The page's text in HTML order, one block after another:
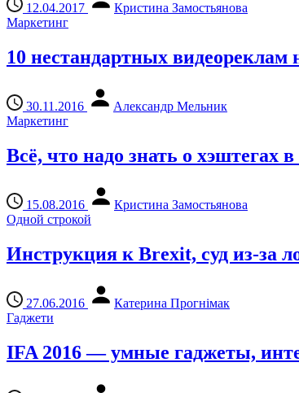
12.04.2017
Кристина Замостьянова
Маркетинг
10 нестандартных
30.11.2016
Александр Мельник
Маркетинг
Всё, что надо знать о хэштегах
15.08.2016
Кристина Замостьянова
Одной строкой
Инструкция к Brexit, суд из-за
27.06.2016
Катерина Прогнімак
Гаджети
IFA 2016 — умные гаджеты,